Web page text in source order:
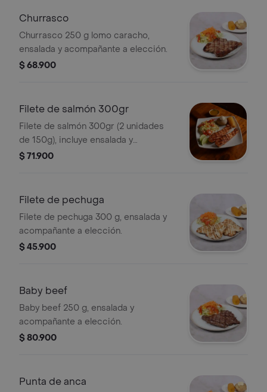
Churrasco
Churrasco 250 g lomo caracho,
ensalada y acompañante a elección.
$ 68.900
Filete de salmón 300gr
Filete de salmón 300gr (2 unidades
de 150g), incluye ensalada y
acompañante a elección.
$ 71.900
Filete de pechuga
Filete de pechuga 300 g, ensalada y
acompañante a elección.
$ 45.900
Baby beef
Baby beef 250 g, ensalada y
acompañante a elección.
$ 80.900
Punta de anca